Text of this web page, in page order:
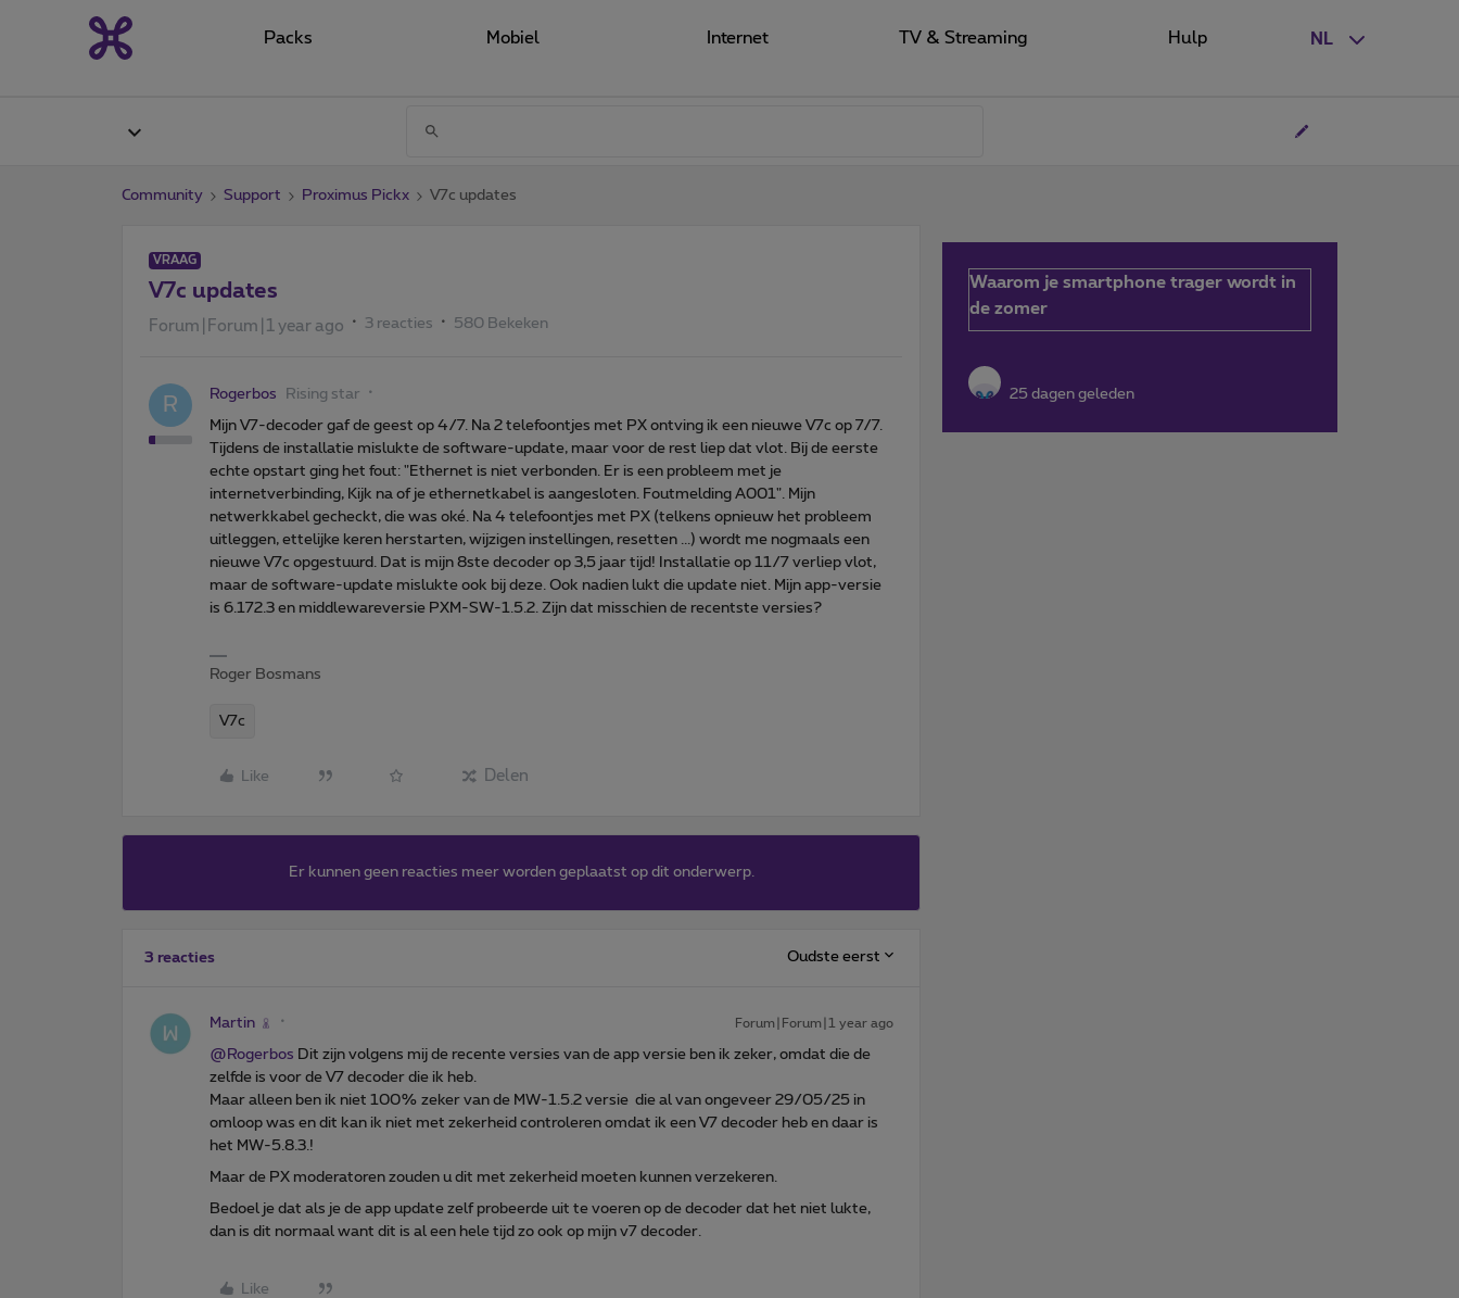
NL
Packs Mobiel Internet TV & Streaming Hulp
Community Support Proximus Pickx V7c updates
VRAAG
V7c updates
Forum|Forum|1 year ago 3 reacties 580 Bekeken
R Rogerbos Rising star
Mijn V7-decoder gaf de geest op 4/7. Na 2 telefoontjes met PX ontving ik een nieuwe V7c op 7/7.
Tijdens de installatie mislukte de software-update, maar voor de rest liep dat vlot. Bij de eerste
echte opstart ging het fout: "Ethernet is niet verbonden. Er is een probleem met je
internetverbinding, Kijk na of je ethernetkabel is aangesloten. Foutmelding A001". Mijn
netwerkkabel gecheckt, die was oké. Na 4 telefoontjes met PX (telkens opnieuw het probleem
uitleggen, ettelijke keren herstarten, wijzigen instellingen, resetten ...) wordt me nogmaals een
nieuwe V7c opgestuurd. Dat is mijn 8ste decoder op 3,5 jaar tijd! Installatie op 11/7 verliep vlot,
maar de software-update mislukte ook bij deze. Ook nadien lukt die update niet. Mijn app-versie
is 6.172.3 en middlewareversie PXM-SW-1.5.2. Zijn dat misschien de recentste versies?
Roger Bosmans
V7c
Like Delen
Er kunnen geen reacties meer worden geplaatst op dit onderwerp.
3 reacties Oudste eerst
Martin Forum|Forum|1 year ago
@Rogerbos Dit zijn volgens mij de recente versies van de app versie ben ik zeker, omdat die de
zelfde is voor de V7 decoder die ik heb.
Maar alleen ben ik niet 100% zeker van de MW-1.5.2 versie die al van ongeveer 29/05/25 in
omloop was en dit kan ik niet met zekerheid controleren omdat ik een V7 decoder heb en daar is
het MW-5.8.3.!
Maar de PX moderatoren zouden u dit met zekerheid moeten kunnen verzekeren.
Bedoel je dat als je de app update zelf probeerde uit te voeren op de decoder dat het niet lukte,
dan is dit normaal want dit is al een hele tijd zo ook op mijn v7 decoder.
Like
Waarom je smartphone trager wordt in
de zomer
25 dagen geleden